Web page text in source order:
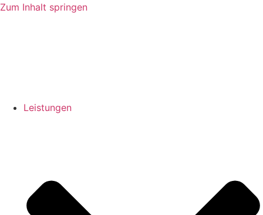
Zum Inhalt springen
Leistungen